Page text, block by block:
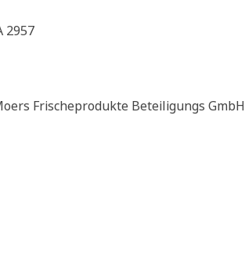
2957
Frischeprodukte Beteiligungs GmbH